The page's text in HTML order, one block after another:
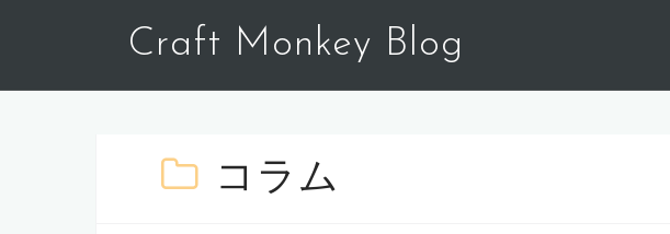
ン
Craft Monkey Blog
コラム